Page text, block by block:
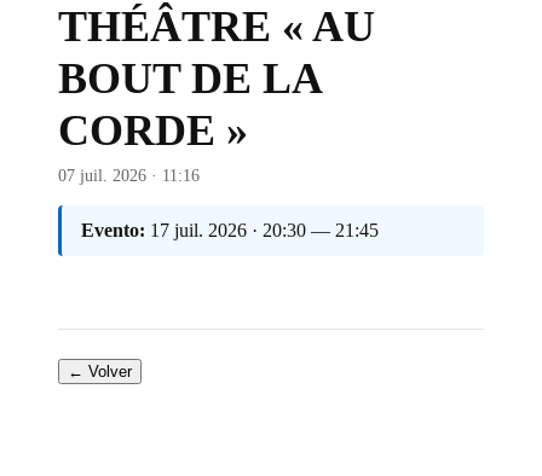
THÉÂTRE « AU
BOUT DE LA
CORDE »
07 juil. 2026 · 11:16
Evento: 17 juil. 2026 · 20:30 — 21:45
← Volver